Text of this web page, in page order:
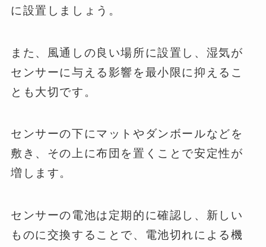
に設置しましょう。
また、風通しの良い場所に設置し、湿気が
センサーに与える影響を最小限に抑えるこ
とも大切です。
センサーの下にマットやダンボールなどを
敷き、その上に布団を置くことで安定性が
増します。
センサーの電池は定期的に確認し、新しい
ものに交換することで、電池切れによる機